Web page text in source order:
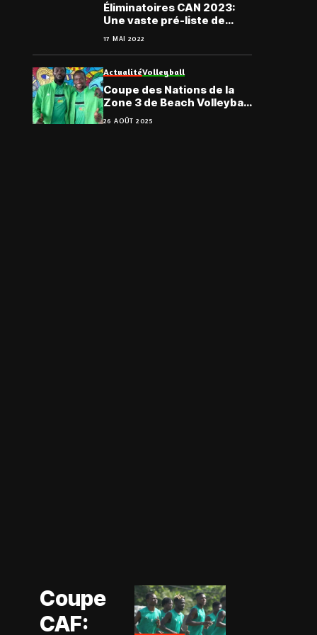
Éliminatoires CAN 2023:
Une vaste pré-liste de
Paulo Duarte en prélude
aux rendez-vous de juin
17 MAI 2022
ActualitéVolleyball
Coupe des Nations de la
Zone 3 de Beach Volleyball
: La paire Kotoka – Samani
en rodage à Abidjan
26 AOÛT 2025
Coupe
CAF: